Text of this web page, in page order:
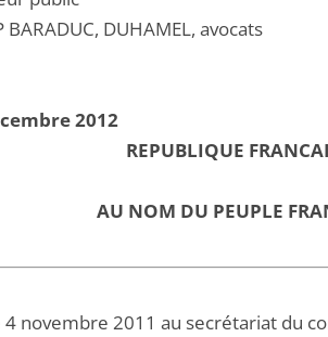
BARADUC, DUHAMEL, avocats
2012
REPUBLIQUE
AU NOM DU PEUPLE
novembre 2011 au secrétariat du